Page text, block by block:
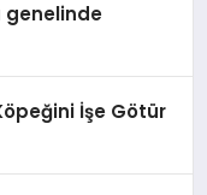
genelinde
İşe Götür